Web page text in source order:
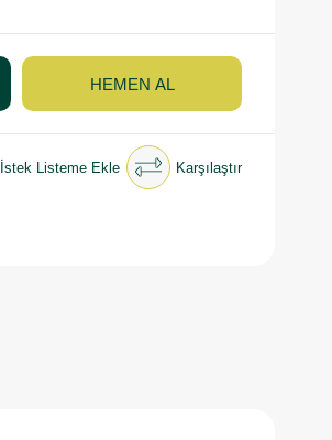
İstek Listeme Ekle Karşılaştır